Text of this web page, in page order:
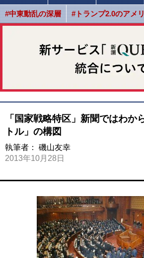
#中東動乱の深層 #トランプ2.0のアメ
「国家戦略特区」新聞ではわか
トル」の構図
執筆者： 磯山友幸
2013年10月28日